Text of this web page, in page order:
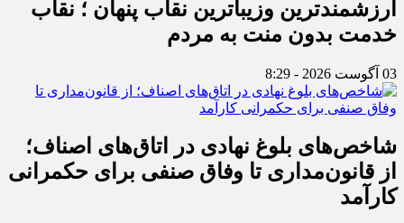
ارزشمندترین وزیباترین نقاب پنهان ؛ نقاب
خدمت بدون منت به مردم
03 آگوست 2026 - 8:29
شاخص‌های بلوغ نهادی در اتاق‌های اصناف؛
از قانون‌مداری تا وفاق صنفی برای حکمرانی
کارآمد